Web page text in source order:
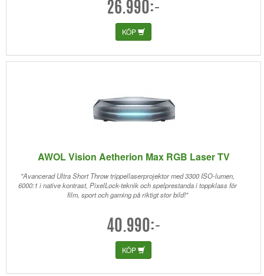
26.990:-
KÖP
AWOL Vision Aetherion Max RGB Laser TV
"Avancerad Ultra Short Throw trippellaserprojektor med 3300 ISO-lumen,
6000:1 i native kontrast, PixelLock-teknik och spelprestanda i toppklass för
film, sport och gaming på riktigt stor bild!"
40.990:-
KÖP